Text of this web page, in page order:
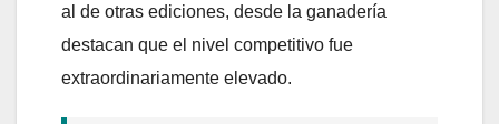
al de otras ediciones, desde la ganadería
destacan que el nivel competitivo fue
extraordinariamente elevado.